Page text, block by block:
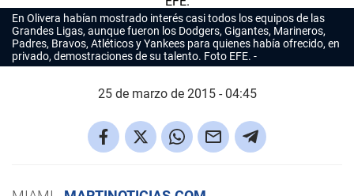
En Olivera habían mostrado interés casi todos los equipos de las
Grandes Ligas, aunque fueron los Dodgers, Gigantes, Marineros,
Padres, Bravos, Atléticos y Yankees para quienes había ofrecido, en
privado, demostraciones de su talento. Foto EFE.
25 de marzo de 2015 - 04:45